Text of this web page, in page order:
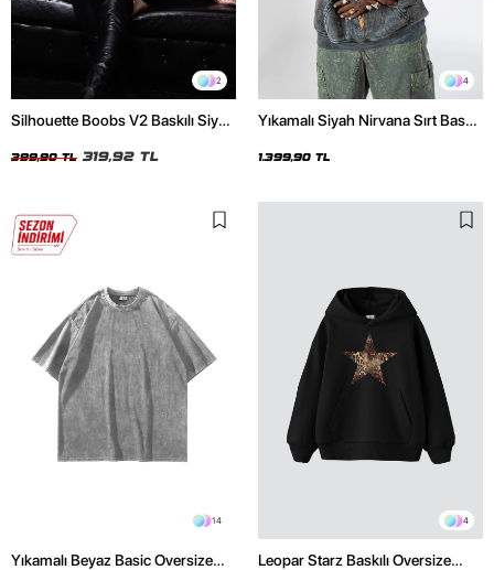
2
Silhouette Boobs V2 Baskılı Siyah
399,90 TL 319,92 TL
4
Yıkamalı Siyah Nirvana Sırt Baskılı
1.399,90 TL
14
Yıkamalı Beyaz Basic Oversize
4
Leopar Starz Baskılı Oversize